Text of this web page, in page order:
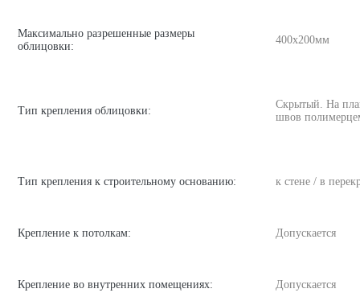
Максимально разрешенные размеры
облицовки:
400х200мм
Тип крепления облицовки:
Скрытый. На
швов
Тип крепления к строительному основанию: к стене / в
Крепление к потолкам: Допускается
Крепление во внутренних помещениях: Допускается